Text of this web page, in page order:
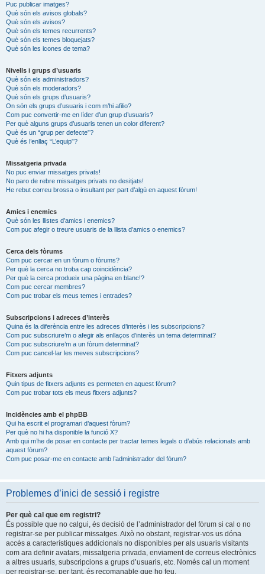
Puc publicar imatges?
Què són els avisos globals?
Què són els avisos?
Què són els temes recurrents?
Què són els temes bloquejats?
Què són les icones de tema?
Nivells i grups d’usuaris
Què són els administradors?
Què són els moderadors?
Què són els grups d’usuaris?
On són els grups d’usuaris i com m’hi afilio?
Com puc convertir-me en líder d’un grup d’usuaris?
Per què alguns grups d’usuaris tenen un color diferent?
Què és un “grup per defecte”?
Què és l’enllaç “L’equip”?
Missatgeria privada
No puc enviar missatges privats!
No paro de rebre missatges privats no desitjats!
He rebut correu brossa o insultant per part d’algú en aquest fòrum!
Amics i enemics
Què són les llistes d’amics i enemics?
Com puc afegir o treure usuaris de la llista d’amics o enemics?
Cerca dels fòrums
Com puc cercar en un fòrum o fòrums?
Per què la cerca no troba cap coincidència?
Per què la cerca produeix una pàgina en blanc!?
Com puc cercar membres?
Com puc trobar els meus temes i entrades?
Subscripcions i adreces d’interès
Quina és la diferència entre les adreces d’interès i les subscripcions?
Com puc subscriure’m o afegir als enllaços d’interès un tema determinat?
Com puc subscriure’m a un fòrum determinat?
Com puc cancel·lar les meves subscripcions?
Fitxers adjunts
Quin tipus de fitxers adjunts es permeten en aquest fòrum?
Com puc trobar tots els meus fitxers adjunts?
Incidències amb el phpBB
Qui ha escrit el programari d’aquest fòrum?
Per què no hi ha disponible la funció X?
Amb qui m’he de posar en contacte per tractar temes legals o d’abús relacionats amb
aquest fòrum?
Com puc posar-me en contacte amb l’administrador del fòrum?
Problemes d’inici de sessió i registre
Per què cal que em registri?
És possible que no calgui, és decisió de l’administrador del fòrum si cal o no
registrar-se per publicar missatges. Això no obstant, registrar-vos us dóna
accés a característiques addicionals no disponibles per als usuaris visitants
com ara definir avatars, missatgeria privada, enviament de correus electrònics
a altres usuaris, subscripcions a grups d’usuaris, etc. Només cal un moment
per registrar-se, per tant, és recomanable que ho feu.